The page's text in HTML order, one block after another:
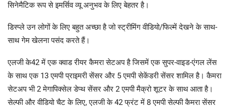
सिनेमैटिक रूप से इमर्सिव व्यू अनुभव के लिए बेहतर है।
डिस्प्ले उन लोगों के लिए बहुत अच्छा है जो स्ट्रीमिंग वीडियो/फिल्में देखने के साथ-
साथ गेम खेलना पसंद करते हैं।
एलजी के42 में एक क्वाड रीयर कैमरा सेटअप है जिसमें एक सुपर-वाइड-एंगल लेंस
के साथ एक 13 एमपी प्राइमरी सेंसर और 5 एमपी सेकेंडरी सेंसर शामिल है। कैमरा
सेटअप भी 2 मेगापिक्सेल डेप्थ सेंसर और 2 एमपी मैक्रो शूटर के साथ आता है।
सेल्फी और वीडियो चैट के लिए, एलजी के 42 फ्रंट में 8 एमपी सेल्फी कैमरा सेंसर